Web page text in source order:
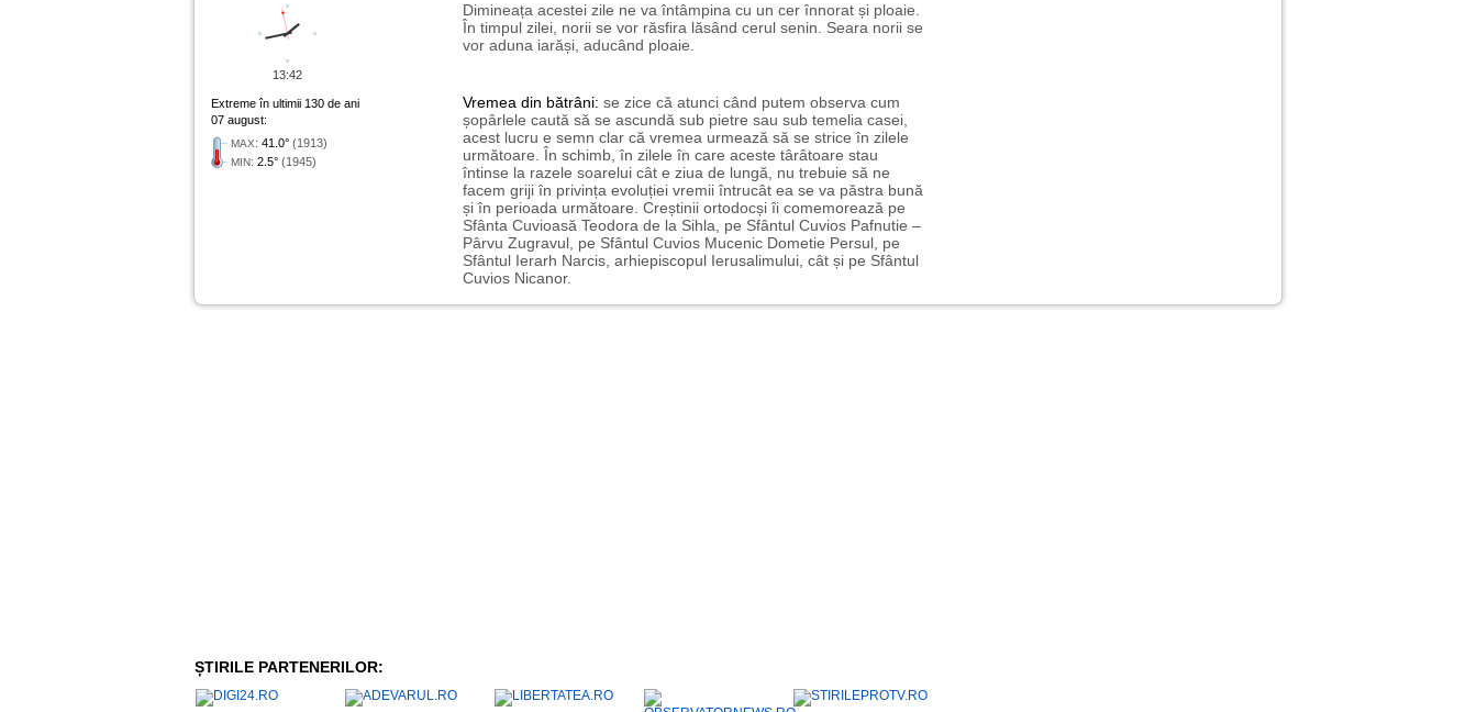
Dimineața acestei zile ne va întâmpina cu un cer înnorat și ploaie.
În timpul zilei, norii se vor răsfira lăsând cerul senin. Seara norii se
vor aduna iarăși, aducând ploaie.
Extreme în ultimii 130 de ani
07 august:
MAX: 41.0° (1913)
MIN: 2.5° (1945)
Vremea din bătrâni: se zice că atunci când putem observa cum
șopârlele caută să se ascundă sub pietre sau sub temelia casei,
acest lucru e semn clar că vremea urmează să se strice în zilele
următoare. În schimb, în zilele în care aceste târâtoare stau
întinse la razele soarelui cât e ziua de lungă, nu trebuie să ne
facem griji în privința evoluției vremii întrucât ea se va păstra bună
și în perioada următoare. Creștinii ortodocși îi comemorează pe
Sfânta Cuvioasă Teodora de la Sihla, pe Sfântul Cuvios Pafnutie –
Pârvu Zugravul, pe Sfântul Cuvios Mucenic Dometie Persul, pe
Sfântul Ierarh Narcis, arhiepiscopul Ierusalimului, cât și pe Sfântul
Cuvios Nicanor.
13:42
ȘTIRILE PARTENERILOR: